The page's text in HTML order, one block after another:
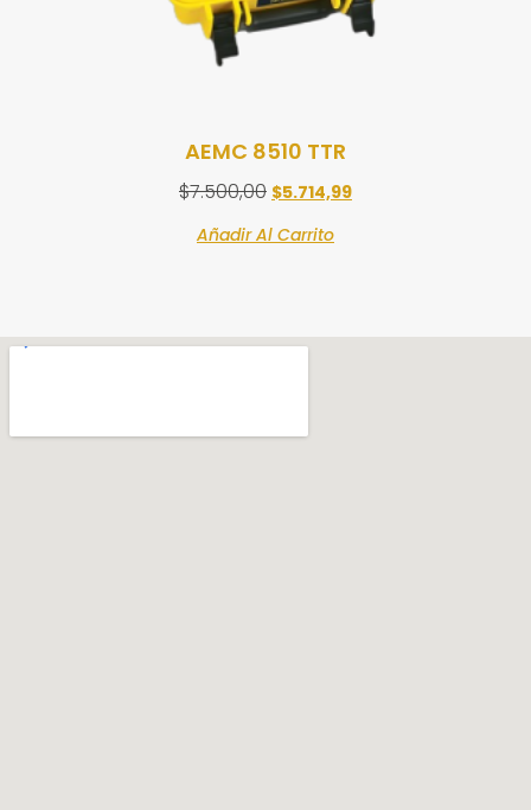
AEMC 8510 TTR
$7.500,00 $5.714,99
Añadir Al Carrito